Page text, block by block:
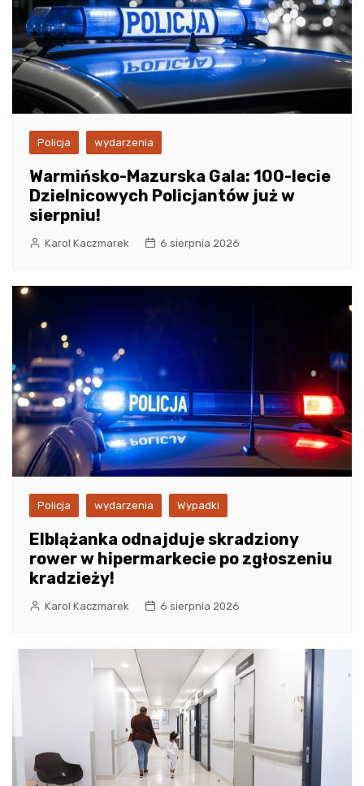
Policja wydarzenia
Warmińsko-Mazurska Gala: 100-lecie
Dzielnicowych Policjantów już w
sierpniu!
Karol Kaczmarek 6 sierpnia 2026
Policja wydarzenia Wypadki
Elblążanka odnajduje skradziony
rower w hipermarkecie po zgłoszeniu
kradzieży!
Karol Kaczmarek 6 sierpnia 2026